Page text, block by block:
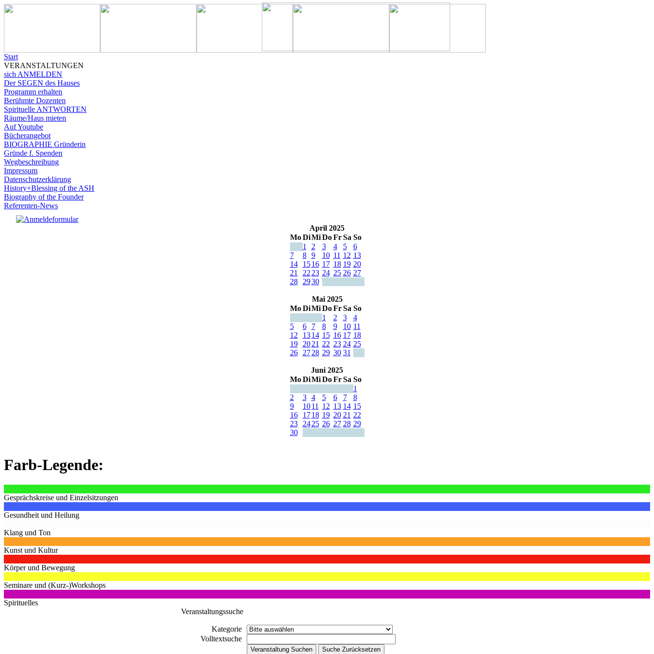
Start
VERANSTALTUNGEN
sich ANMELDEN
Der SEGEN des Hauses
Programm erhalten
Berühmte Dozenten
Spirituelle ANTWORTEN
Räume/Haus mieten
Auf Youtube
Bücherangebot
BIOGRAPHIE Gründerin
Gründe f. Spenden
Wegbeschreibung
Impressum
Datenschutzerklärung
History+Blessing of the ASH
Biography of the Founder
Referenten-News
April 2025
Mo DiMi Do Fr Sa So
1
2 3 4 5
6
7
8 9 10 11 12 13
14
15 16 17 18 19 20
21
22 23 24 25 26 27
28
2930
Mai 2025
Mo DiMi Do Fr Sa So
1
2 3
4
5
6 7 8 9 10 11
12
13 14 15 16 17 18
19
20 21 22 23 24 25
26
27 28 29 30 31
Juni 2025
Mo DiMi Do Fr Sa So
1
2
3 4 5 6 7
8
9
10 11 12 13 14 15
16
17 18 19 20 21 22
23
24 25 26 27 28 29
30
Farb-Legende:
Gesprächskreise und Einzelsitzungen
Gesundheit und Heilung
Klang und Ton
Kunst und Kultur
Körper und Bewegung
Seminare und (Kurz-)Workshops
Spirituelles
Veranstaltungssuche
Kategorie
Volltextsuche